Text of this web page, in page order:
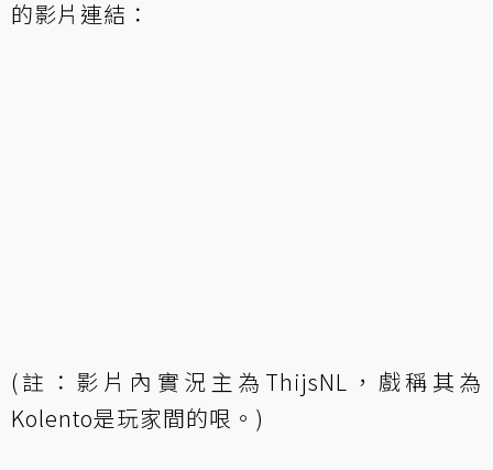
的影片連結：
(註：影片內實況主為ThijsNL，戲稱其為
Kolento是玩家間的哏。)